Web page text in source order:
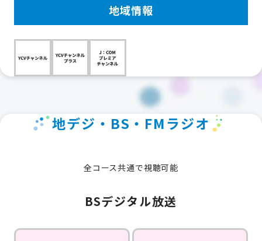
地域情報
地デジ・BS・FMラジオ
全コース共通で視聴可能
BSデジタル放送